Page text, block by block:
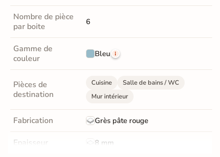
Nombre de pièce
par boite
6
Gamme de
couleur
Bleu
Pièces de
destination
Cuisine
Salle de bains / WC
Mur intérieur
Fabrication Grès pâte rouge
Epaisseur 8 mm